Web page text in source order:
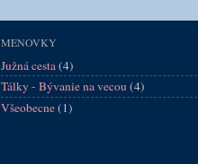
MENOVKY
Južná cesta (4)
Tálky - Bývanie na vecou(4)
Všeobecne(1)